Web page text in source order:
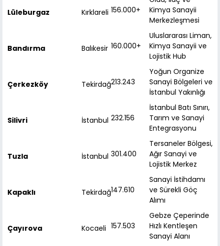
Lüleburgaz Kırklareli 156.000+
Kimya Sanayii
Merkezleşmesi
Bandırma Balıkesir 160.000+
Uluslararası Liman,
Kimya Sanayii ve
Lojistik Hub
Çerkezköy Tekirdağ213.243
Yoğun Organize
Sanayi Bölgeleri ve
İstanbul Yakınlığı
Silivri İstanbul 232.156
İstanbul Batı Sınırı,
Tarım ve Sanayi
Entegrasyonu
Tuzla İstanbul 301.400
Tersaneler Bölgesi,
Ağır Sanayi ve
Lojistik Merkez
Kapaklı Tekirdağ147.610
Sanayi İstihdamı
ve Sürekli Göç
Alımı
Çayırova Kocaeli 157.503
Gebze Çeperinde
Hızlı Kentleşen
Sanayi Alanı